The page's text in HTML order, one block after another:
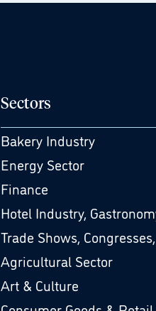
Sectors
Bakery Industry
Energy Sector
Finance
Hotel Industry,
Trade Shows,
Agricultural Sector
Art & Culture